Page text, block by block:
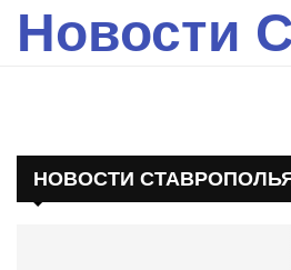
Новости
НОВОСТИ